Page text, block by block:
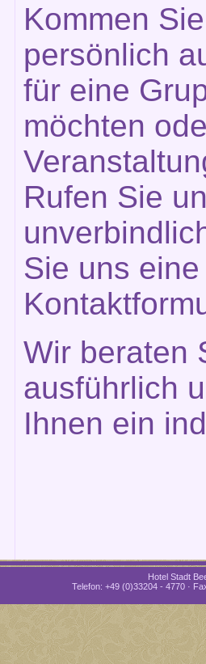
Kommen
persönlich
für eine
möchten
Rufen Sie
Sie uns
Wir beraten
ausführlich
Ihnen ein
Hotel Stadt
Telefon: +49 (0)33204 - 4770 ·